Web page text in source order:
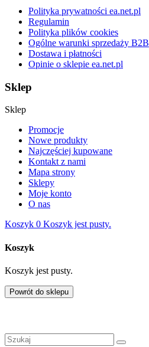
Polityka prywatności ea.net.pl
Regulamin
Polityka plików cookies
Ogólne warunki sprzedaży B2B
Dostawa i płatności
Opinie o sklepie ea.net.pl
Sklep
Sklep
Promocje
Nowe produkty
Najczęściej kupowane
Kontakt z nami
Mapa strony
Sklepy
Moje konto
O nas
Koszyk 0 Koszyk jest pusty.
Koszyk
Koszyk jest pusty.
Powrót do sklepu